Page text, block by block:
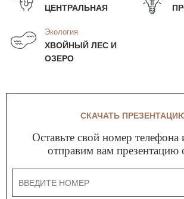
ЦЕНТРАЛЬНАЯ
Экология
ХВОЙНЫЙ ЛЕС И
ОЗЕРО
СКАЧАТЬ
Оставьте свой номер
отправим вам презентацию